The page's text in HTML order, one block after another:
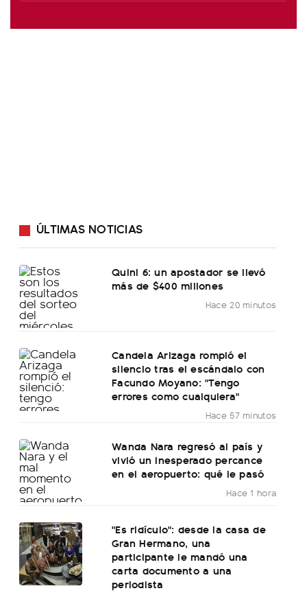
ÚLTIMAS NOTICIAS
Quini 6: un apostador se llevó
más de $400 millones
Hace 20 minutos
Candela Arizaga rompió el
silencio tras el escándalo con
Facundo Moyano: "Tengo
errores como cualquiera"
Hace 57 minutos
Wanda Nara regresó al país y
vivió un inesperado percance
en el aeropuerto: qué le pasó
Hace 1 hora
"Es ridículo": desde la casa de
Gran Hermano, una
participante le mandó una
carta documento a una
periodista